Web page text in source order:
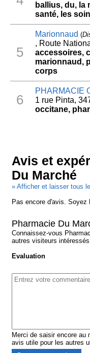
ballius, du, la
santé, les
5
Marionnaud (
, Route
accessoires,
marionnaud,
corps
6
PHARMACIE
1 rue Pinta,
occitane,
Avis et
Du Marché
» Afficher et laisser tous
Pas encore d'avis. Soyez
Pharmacie Du
Connaissez-vous
autres visiteurs intéressés
Evaluation
Merci de saisir encore au
avis utile pour les autres